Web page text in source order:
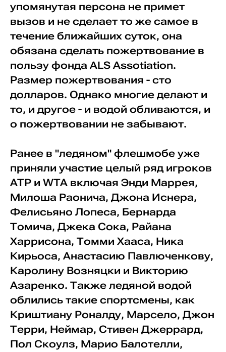
упомянутая персона не примет
вызов и не сделает то же самое в
течение ближайших суток, она
обязана сделать пожертвование в
пользу фонда ALS Assotiation.
Размер пожертвования - сто
долларов. Однако многие делают и
то, и другое - и водой обливаются, и
о пожертвовании не забывают.
Ранее в "ледяном" флешмобе уже
приняли участие целый ряд игроков
ATP и WTA включая Энди Маррея,
Милоша Раонича, Джона Иснера,
Фелисьяно Лопеса, Бернарда
Томича, Джека Сока, Райана
Харрисона, Томми Хааса, Ника
Кирьоса, Анастасию Павлюченкову,
Каролину Возняцки и Викторию
Азаренко. Также ледяной водой
облились такие спортсмены, как
Криштиану Роналду, Марсело, Джон
Терри, Неймар, Стивен Джеррард,
Пол Скоулз, Марио Балотелли,